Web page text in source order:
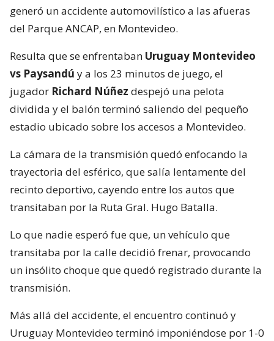
generó un accidente automovilístico a las afueras
del Parque ANCAP, en Montevideo.
Resulta que se enfrentaban Uruguay Montevideo
vs Paysandú y a los 23 minutos de juego, el
jugador Richard Núñez despejó una pelota
dividida y el balón terminó saliendo del pequeño
estadio ubicado sobre los accesos a Montevideo.
La cámara de la transmisión quedó enfocando la
trayectoria del esférico, que salía lentamente del
recinto deportivo, cayendo entre los autos que
transitaban por la Ruta Gral. Hugo Batalla.
Lo que nadie esperó fue que, un vehículo que
transitaba por la calle decidió frenar, provocando
un insólito choque que quedó registrado durante la
transmisión.
Más allá del accidente, el encuentro continuó y
Uruguay Montevideo terminó imponiéndose por 1-0